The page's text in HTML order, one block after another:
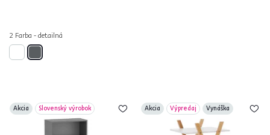
2 Farba - detailná
Akcia Slovenský výrobok Akcia Výpredaj Vynáška